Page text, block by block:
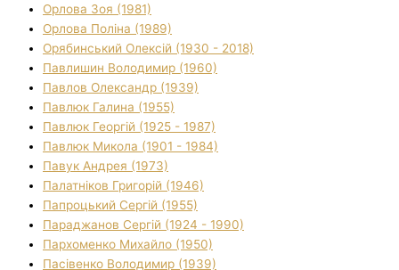
Орлова Зоя (1981)
Орлова Поліна (1989)
Орябинський Олексій (1930 - 2018)
Павлишин Володимир (1960)
Павлов Олександр (1939)
Павлюк Галина (1955)
Павлюк Георгій (1925 - 1987)
Павлюк Микола (1901 - 1984)
Павук Андрея (1973)
Палатніков Григорій (1946)
Папроцький Сергій (1955)
Параджанов Сергій (1924 - 1990)
Пархоменко Михайло (1950)
Пасівенко Володимир (1939)